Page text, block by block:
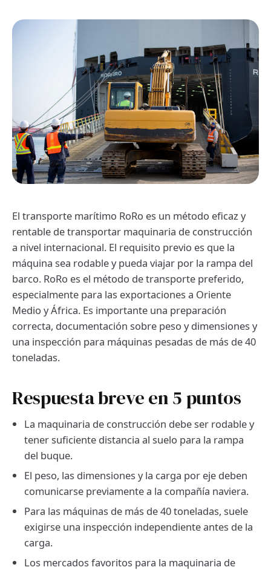
El transporte marítimo RoRo es un método eficaz y
rentable de transportar maquinaria de construcción
a nivel internacional. El requisito previo es que la
máquina sea rodable y pueda viajar por la rampa del
barco. RoRo es el método de transporte preferido,
especialmente para las exportaciones a Oriente
Medio y África. Es importante una preparación
correcta, documentación sobre peso y dimensiones y
una inspección para máquinas pesadas de más de 40
toneladas.
Respuesta breve en 5 puntos
La maquinaria de construcción debe ser rodable y
tener suficiente distancia al suelo para la rampa
del buque.
El peso, las dimensiones y la carga por eje deben
comunicarse previamente a la compañía naviera.
Para las máquinas de más de 40 toneladas, suele
exigirse una inspección independiente antes de la
carga.
Los mercados favoritos para la maquinaria de